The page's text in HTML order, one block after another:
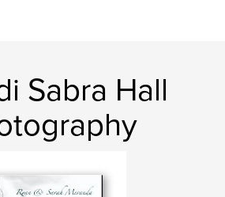
Sabra Hall